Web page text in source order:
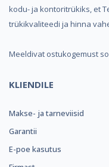
kodu- ja kontoritrükiks, et
trükikvaliteedi ja hinna
Meeldivat ostukogemust
KLIENDILE
Makse- ja tarneviisid
Garantii
E-poe kasutus